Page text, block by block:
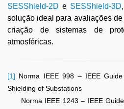
SESShield-2D e SESShield-3D
solução ideal para avaliações
criação de sistemas de
atmosféricas.
[1]
Norma IEEE 998 – IEEE
Shielding of Substations
Norma IEEE 1243 – IEEE Guide